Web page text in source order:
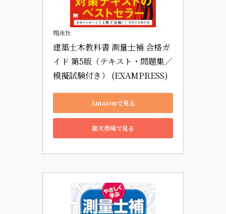
翔泳社
建築土木教科書 測量士補 合格ガ
イド 第5版（テキスト・問題集／
模擬試験付き） (EXAMPRESS)
Amazonで見る
楽天市場で見る